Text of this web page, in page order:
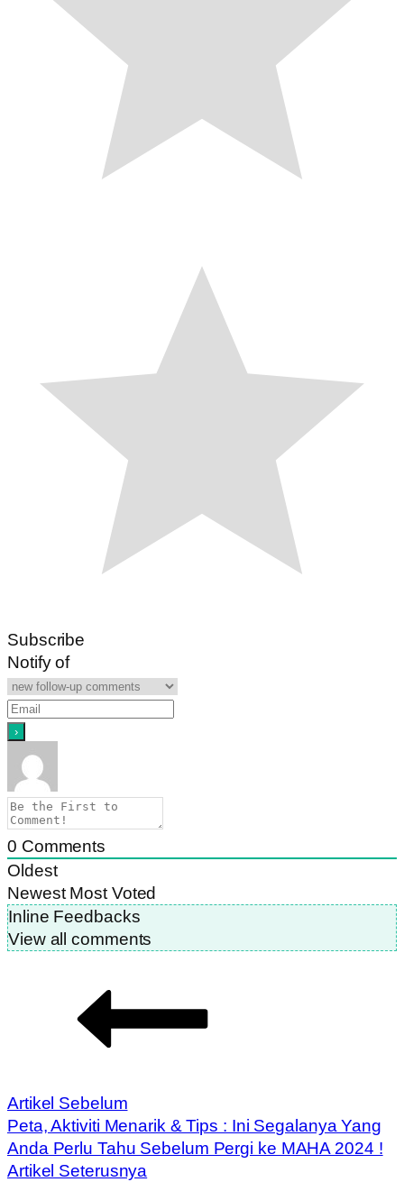
Subscribe
Notify of
0 Comments
Oldest
Newest Most Voted
Inline Feedbacks
View all comments
Artikel Sebelum
Peta, Aktiviti Menarik & Tips : Ini Segalanya Yang
Anda Perlu Tahu Sebelum Pergi ke MAHA 2024 !
Artikel Seterusnya